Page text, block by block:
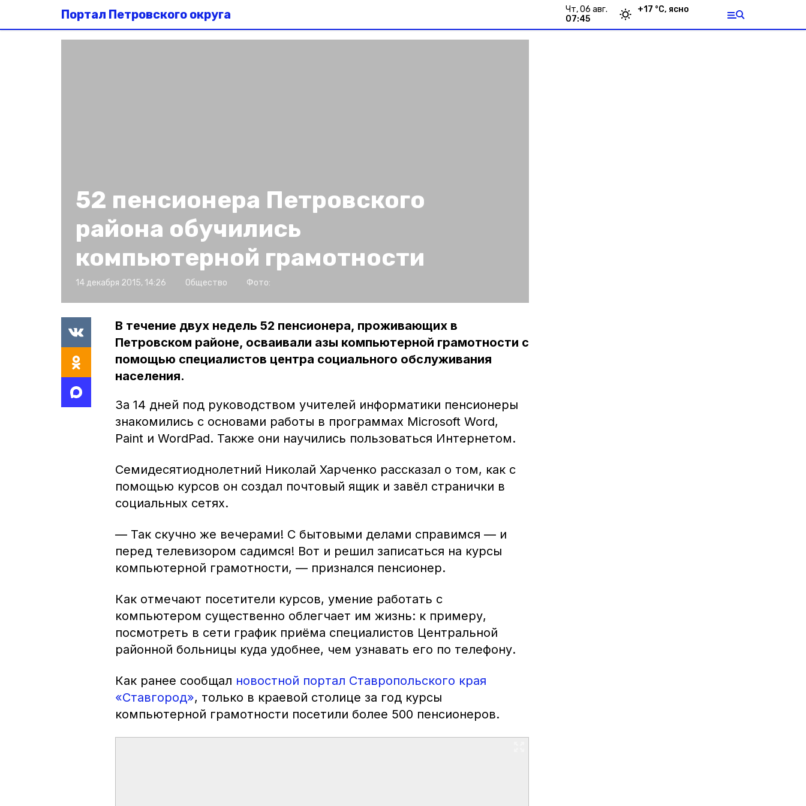
Портал Петровского округа
чт, 06 авг.
07:45
+17 °С, ясно
52 пенсионера Петровского
района обучились
компьютерной грамотности
14 декабря 2015, 14:26 Общество Фото:
В течение двух недель 52 пенсионера, проживающих в
Петровском районе, осваивали азы компьютерной грамотности с
помощью специалистов центра социального обслуживания
населения.
За 14 дней под руководством учителей информатики пенсионеры
знакомились с основами работы в программах Microsoft Word,
Paint и WordPad. Также они научились пользоваться Интернетом.
Семидесятиоднолетний Николай Харченко рассказал о том, как с
помощью курсов он создал почтовый ящик и завёл странички в
социальных сетях.
— Так скучно же вечерами! С бытовыми делами справимся — и
перед телевизором садимся! Вот и решил записаться на курсы
компьютерной грамотности, — признался пенсионер.
Как отмечают посетители курсов, умение работать с
компьютером существенно облегчает им жизнь: к примеру,
посмотреть в сети график приёма специалистов Центральной
районной больницы куда удобнее, чем узнавать его по телефону.
Как ранее сообщал новостной портал Ставропольского края
«Ставгород», только в краевой столице за год курсы
компьютерной грамотности посетили более 500 пенсионеров.